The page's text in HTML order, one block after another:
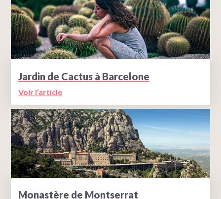
Jardin de Cactus à Barcelone
Voir l’article
Monastère de Montserrat